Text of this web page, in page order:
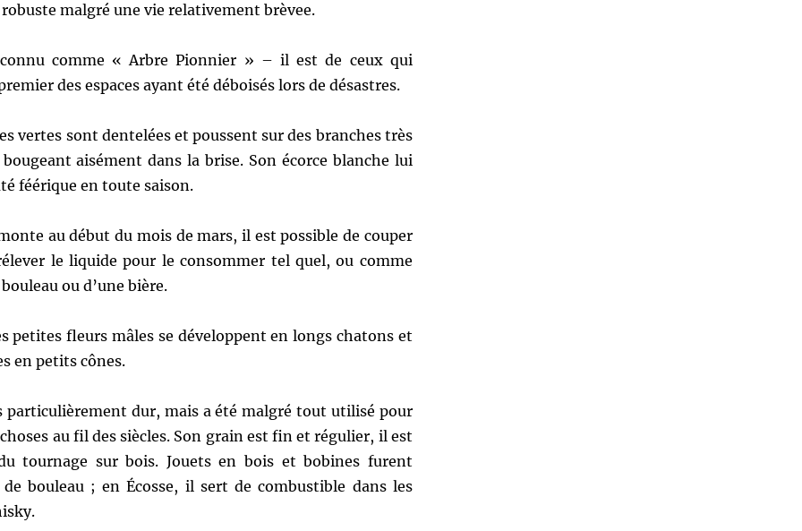
malgré une vie relativement brèvee.
comme « Arbre Pionnier » – il est de ceux qui
des espaces ayant été déboisés lors de désastres.
vertes sont dentelées et poussent sur des branches très
aisément dans la brise. Son écorce blanche lui
féérique en toute saison.
au début du mois de mars, il est possible de couper
le liquide pour le consommer tel quel, ou comme
ou d’une bière.
petites fleurs mâles se développent en longs chatons et
en petits cônes.
particulièrement dur, mais a été malgré tout utilisé pour
au fil des siècles. Son grain est fin et régulier, il est
tournage sur bois. Jouets en bois et bobines furent
bouleau ; en Écosse, il sert de combustible dans les